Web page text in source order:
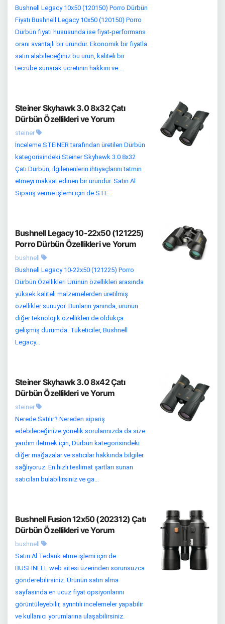
Bushnell Legacy 10x50 (120150) Porro Dürbün
Fiyatı Bushnell Legacy 10x50 (120150) Porro
Dürbün fiyatı hususunda ise fiyat-performans
oranı avantajlı bir üründür. Ekonomik bir fiyatla
satın alabileceğiniz bu ürün, kaliteli bir
tecrübe sunarak ücretinin hakkını ve...
Steiner Skyhawk 3.0 8x32 Çatı
Dürbün Özellikleri ve Yorum
steiner
İnceleme STEINER tarafından üretilen Dürbün
kategorisindeki Steiner Skyhawk 3.0 8x32
Çatı Dürbün, ilgilenenlerin ihtiyaçlarını tatmin
etmeyi maksat edinen bir üründür. Satın Al
Sipariş verme işlemi için de STE...
Bushnell Legacy 10-22x50 (121225)
Porro Dürbün Özellikleri ve Yorum
bushnell
Bushnell Legacy 10-22x50 (121225) Porro
Dürbün Özellikleri Ürünün özellikleri arasında
yüksek kaliteli malzemelerden üretilmiş
özellikler sunuyor. Bunların yanında, ürünün
diğer teknolojik özellikleri de oldukça
gelişmiş durumda. Tüketiciler, Bushnell
Legacy...
Steiner Skyhawk 3.0 8x42 Çatı
Dürbün Özellikleri ve Yorum
steiner
Nerede Satılır? Nereden sipariş
edebileceğinize yönelik sorularınızda da size
yardım iletmek için, Dürbün kategorisindeki
diğer mağazalar ve satıcılar hakkında bilgiler
sağlıyoruz. En hızlı teslimat şartları sunan
satıcıları bulabilirsiniz ve ga...
Bushnell Fusion 12x50 (202312) Çatı
Dürbün Özellikleri ve Yorum
bushnell
Satın Al Tedarik etme işlemi için de
BUSHNELL web sitesi üzerinden sorunsuzca
gönderebilirsiniz. Ürünün satın alma
sayfasında en ucuz fiyat opsiyonlarını
görüntüleyebilir, ayrıntılı incelemeler yapabilir
ve kullanıcı yorumlarına ulaşabilirsiniz.